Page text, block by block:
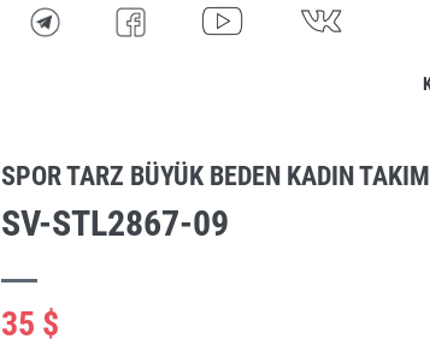
SPOR TARZ BÜYÜK BEDEN KADIN
SV-STL2867-09
35 $